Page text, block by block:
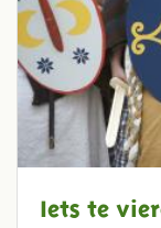
Iets te